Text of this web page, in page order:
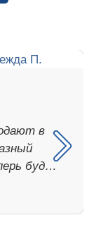
в
буд…